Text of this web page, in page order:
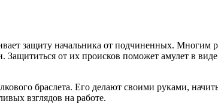
защиту начальника от подчиненных. Многим
Защититься от их происков поможет амулет в
браслета. Его делают своими руками,
взглядов на работе.